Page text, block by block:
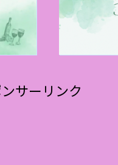
サーリンク